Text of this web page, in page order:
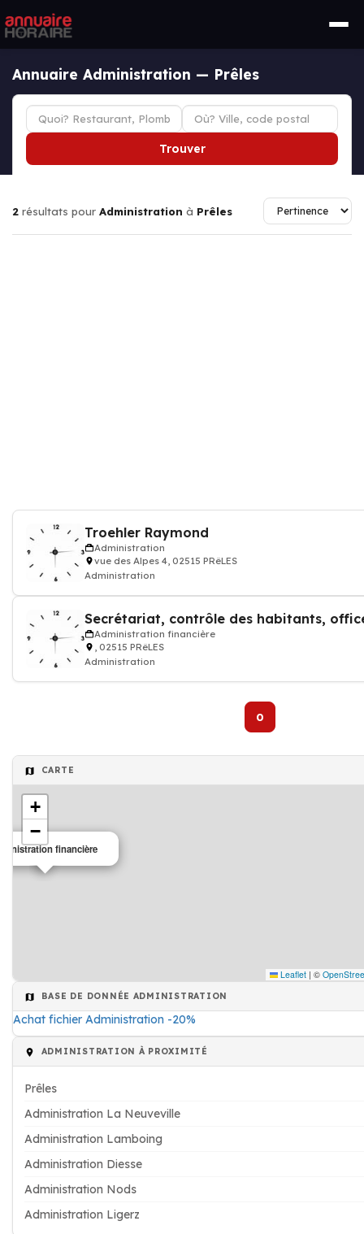
Annuaire Administration — Prêles
Trouver
2 résultats pour Administration à Prêles
Troehler Raymond
Administration
vue des Alpes 4, 02515 PRêLES
Administration
Administration financière
, 02515 PRêLES
Administration
0
CARTE
financière
+
−
Leaflet | ©
BASE DE DONNÉE ADMINISTRATION
Achat fichier Administration -20%
ADMINISTRATION À PROXIMITÉ
Prêles
Administration La Neuveville
Administration Lamboing
Administration Diesse
Administration Nods
Administration Ligerz